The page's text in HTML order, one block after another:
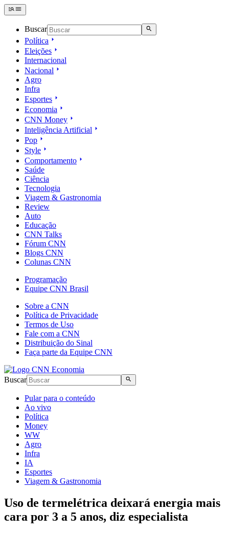
Buscar
Política
Eleições
Internacional
Nacional
Agro
Infra
Esportes
Economia
CNN Money
Inteligência Artificial
Pop
Style
Comportamento
Saúde
Ciência
Tecnologia
Viagem & Gastronomia
Review
Auto
Educação
CNN Talks
Fórum CNN
Blogs CNN
Colunas CNN
Programação
Equipe CNN Brasil
Sobre a CNN
Política de Privacidade
Termos de Uso
Fale com a CNN
Distribuição do Sinal
Faça parte da Equipe CNN
Buscar
Pular para o conteúdo
Ao vivo
Política
Money
WW
Agro
Infra
IA
Esportes
Viagem & Gastronomia
Uso de termelétrica deixará energia mais
cara por 3 a 5 anos, diz especialista